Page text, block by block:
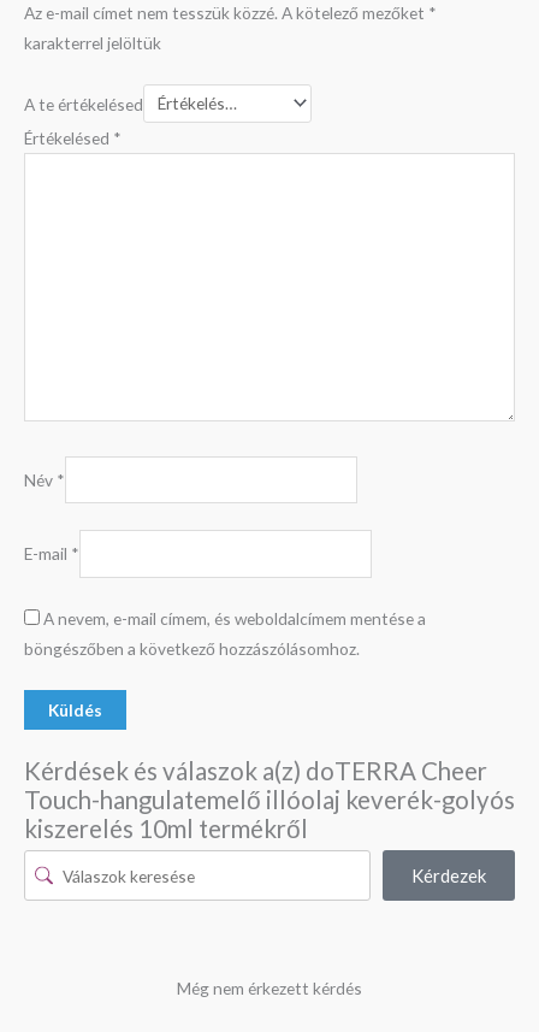
Az e-mail címet nem tesszük közzé. A kötelező mezőket *
karakterrel jelöltük
A te értékelésed
Értékelésed *
Név *
E-mail *
A nevem, e-mail címem, és weboldalcímem mentése a
böngészőben a következő hozzászólásomhoz.
Kérdések és válaszok a(z) doTERRA Cheer
Touch-hangulatemelő illóolaj keverék-golyós
kiszerelés 10ml termékről
Kérdezek
Még nem érkezett kérdés